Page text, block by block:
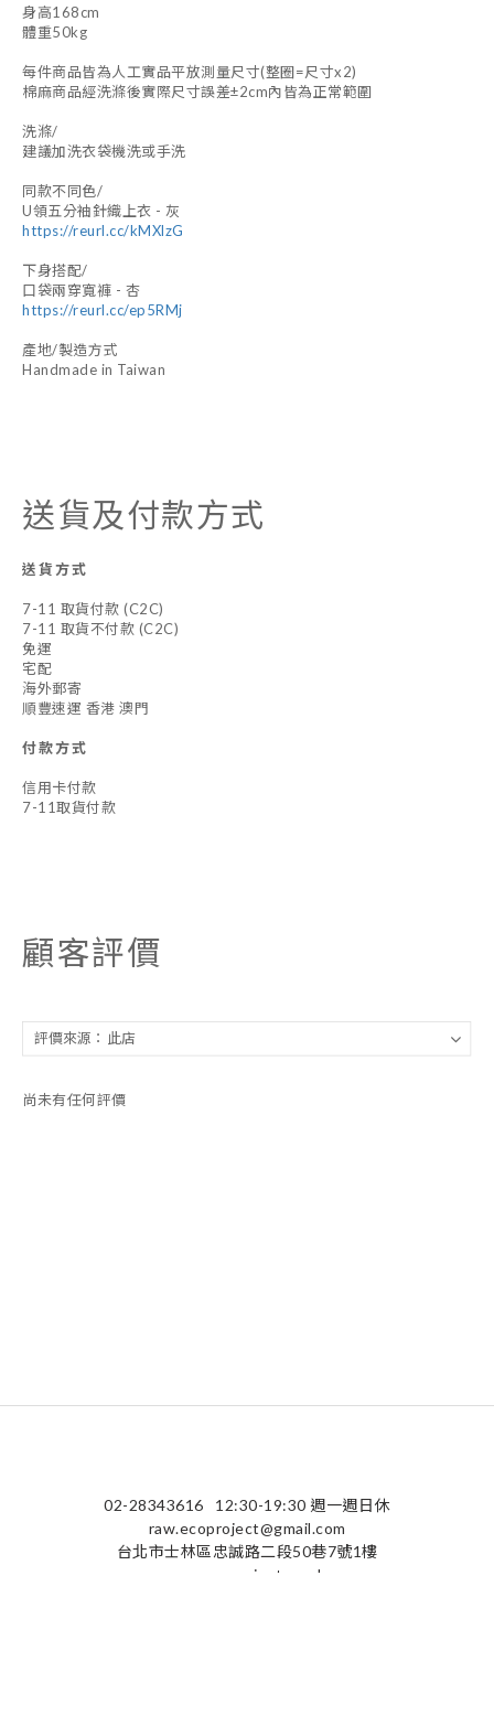
身高168cm
體重50kg
每件商品皆為人工實品平放測量尺寸(整圈=尺寸x2)
棉麻商品經洗滌後實際尺寸誤差±2cm內皆為正常範圍
洗滌/
建議加洗衣袋機洗或手洗
同款不同色/
U領五分袖針織上衣 - 灰
https://reurl.cc/kMXlzG
下身搭配/
口袋兩穿寬褲 - 杏
https://reurl.cc/ep5RMj
產地/製造方式
Handmade in Taiwan
送貨及付款方式
送貨方式
7-11 取貨付款 (C2C)
7-11 取貨不付款 (C2C)
免運
宅配
海外郵寄
順豐速運 香港 澳門
付款方式
信用卡付款
7-11取貨付款
顧客評價
尚未有任何評價
02-28343616 12:30-19:30 週一週日休
raw.ecoproject@gmail.com
台北市士林區忠誠路二段50巷7號1樓
raw-ecoproject.co.uk